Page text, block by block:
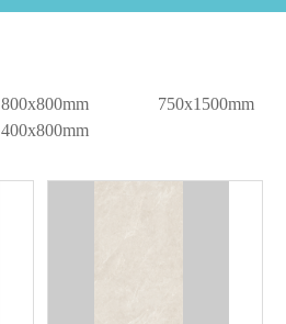
800x800mm
750x1500mm
400x800mm